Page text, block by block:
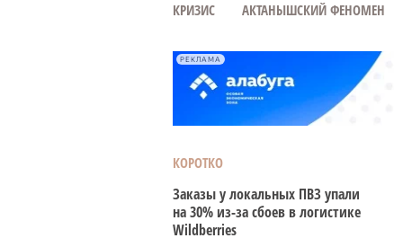
КРИЗИС АКТАНЫШСКИЙ ФЕНОМЕН
РЕКЛАМА
КОРОТКО
Заказы у локальных ПВЗ упали
на 30% из-за сбоев в логистике
Wildberries